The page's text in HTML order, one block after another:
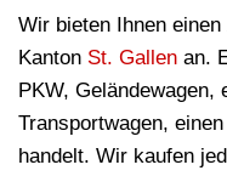
Wir bieten Ihnen einen
Kanton St. Gallen an.
PKW, Geländewagen,
Transportwagen,
handelt. Wir kaufen